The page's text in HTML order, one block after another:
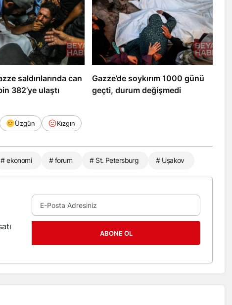
saldırılarında can
382’ye ulaştı
Gazze’de soykırım 1000 günü
geçti, durum değişmedi
Üzgün Kızgın
# ekonomi # forum # St. Petersburg # Uşakov
ABONE OL